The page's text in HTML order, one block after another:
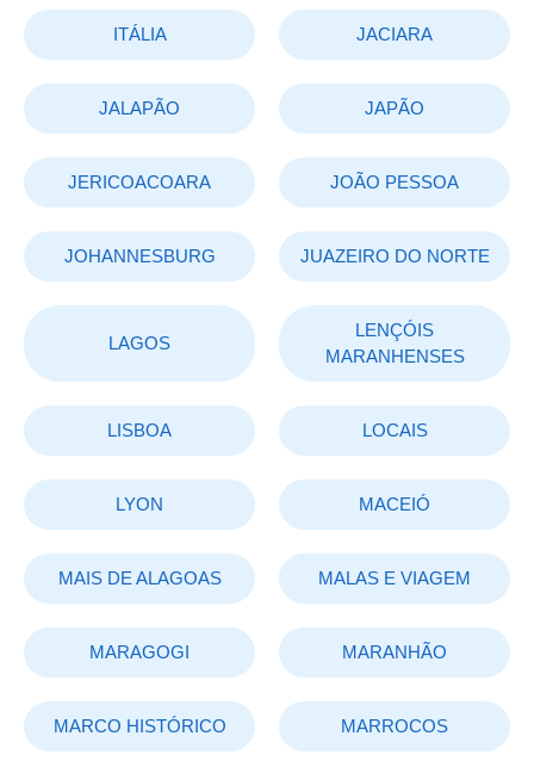
ITÁLIA JACIARA
JALAPÃO JAPÃO
JERICOACOARA JOÃO PESSOA
JOHANNESBURG JUAZEIRO DO NORTE
LAGOS
LENÇÓIS
MARANHENSES
LISBOA LOCAIS
LYON MACEIÓ
MAIS DE ALAGOAS MALAS E VIAGEM
MARAGOGI MARANHÃO
MARCO HISTÓRICO MARROCOS